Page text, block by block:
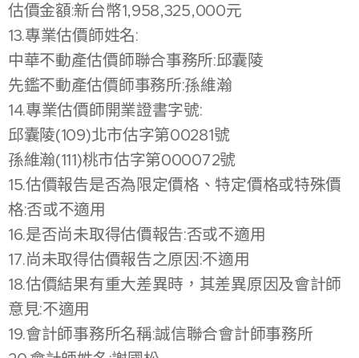
估價金額:新台幣1,958,325,000元
13.專業估價師姓名:
中華不動產估價師聯合事務所:邱囊陵
先鑑不動產估價師事務所:孫維瀚
14.專業估價師開業證書字號:
邱囊陵(109)北市估字第00281號
孫維瀚(111)桃市估字第000072號
15.估價報告是否為限定價格、特定價格或特殊價
格:否或不適用
16.是否尚未取得估價報告:否或不適用
17.尚未取得估價報告之原因:不適用
18.估價結果有重大差異時，其差異原因及會計師
意見:不適用
19.會計師事務所名稱:誠信聯合會計師事務所